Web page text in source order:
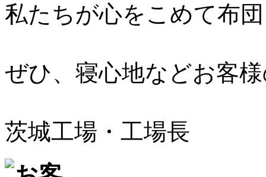
私たちが心をこめて布
ぜひ、寝心地などお客
茨城工場・工場長